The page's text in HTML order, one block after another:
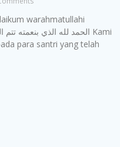
warahmatullahi
para santri yang telah